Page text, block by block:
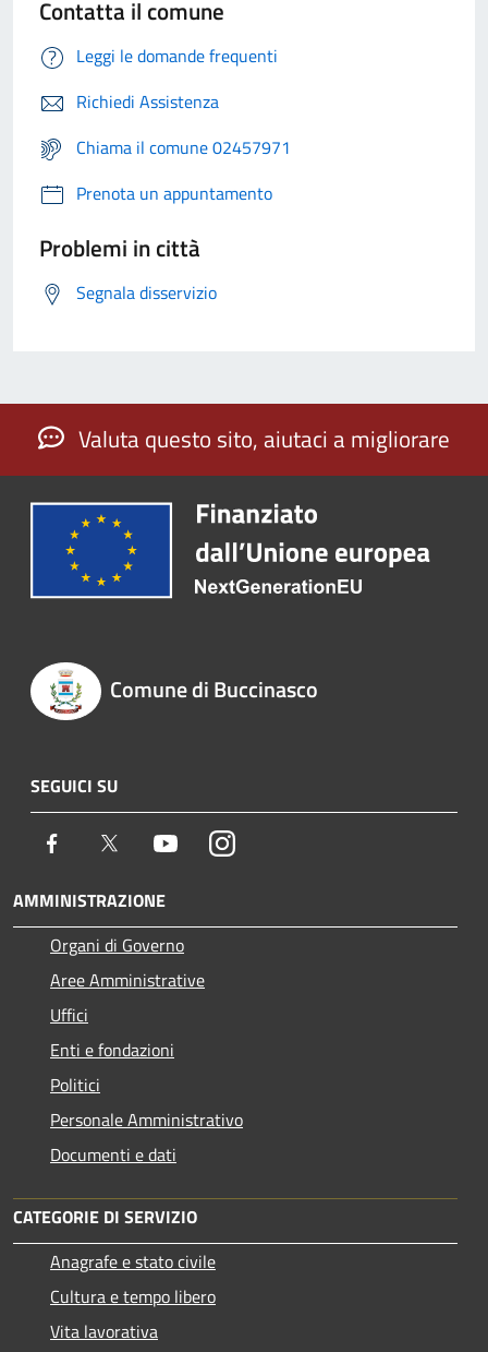
Contatta il comune
Leggi le domande frequenti
Richiedi Assistenza
Chiama il comune 02457971
Prenota un appuntamento
Problemi in città
Segnala disservizio
Valuta questo sito, aiutaci a migliorare
Comune di Buccinasco
SEGUICI SU
Facebook Twitter YoutubeInstagram
AMMINISTRAZIONE
Organi di Governo
Aree Amministrative
Uffici
Enti e fondazioni
Politici
Personale Amministrativo
Documenti e dati
CATEGORIE DI SERVIZIO
Anagrafe e stato civile
Cultura e tempo libero
Vita lavorativa